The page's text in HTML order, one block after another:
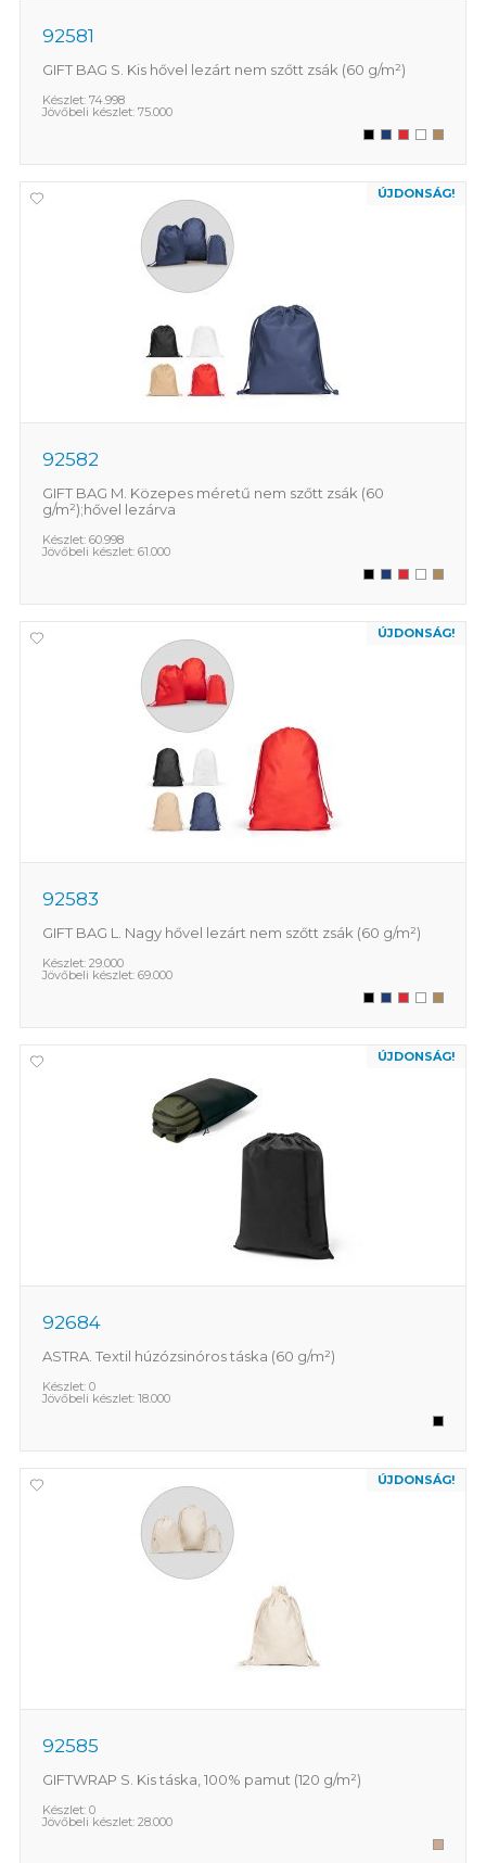
92581
GIFT BAG S. Kis hővel lezárt nem szőtt zsák (60 g/m²)
Készlet: 74.998
Jövőbeli készlet: 75.000
ÚJDONSÁG!
92582
GIFT BAG M. Közepes méretű nem szőtt zsák (60
g/m²);hővel lezárva
Készlet: 60.998
Jövőbeli készlet: 61.000
ÚJDONSÁG!
92583
GIFT BAG L. Nagy hővel lezárt nem szőtt zsák (60 g/m²)
Készlet: 29.000
Jövőbeli készlet: 69.000
ÚJDONSÁG!
92684
ASTRA. Textil húzózsinóros táska (60 g/m²)
Készlet: 0
Jövőbeli készlet: 18.000
ÚJDONSÁG!
92585
GIFTWRAP S. Kis táska, 100% pamut (120 g/m²)
Készlet: 0
Jövőbeli készlet: 28.000